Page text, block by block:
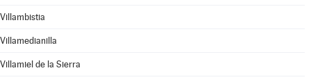
Villambistia
Villamedianilla
Villamiel de la Sierra